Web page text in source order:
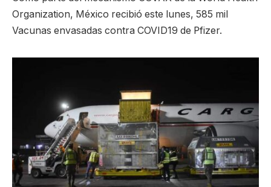
Organization, México recibió este lunes, 585 mil
Vacunas envasadas contra COVID19 de Pfizer.